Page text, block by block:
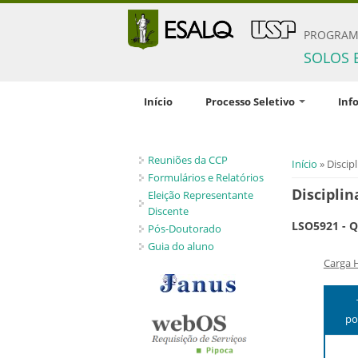
SOLOS
Início Processo Seletivo
Documentação solicitada
Condições gerais
Políticas de Ações Afirmativas
Candidatos estrangeiros
Inscrições recebidas
Você está
Início »
LSO5921 -
Carga
Reuniões da CCP
Formulários e Relatórios
Eleição Representante
Discente
Pós-Doutorado
Guia do aluno